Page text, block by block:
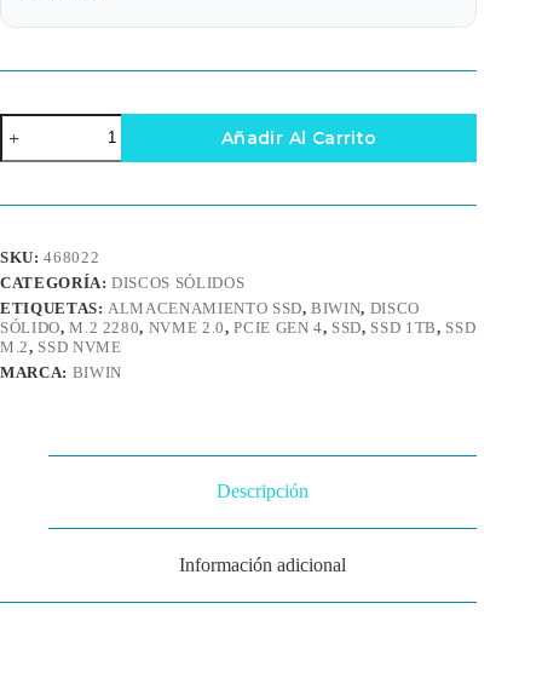
Unidad
de
Estado
BIWIN
M.2
2280
PCIe
Gen
4
x4
Añadir Al Carrito
SKU:468022
CATEGORÍA:DISCOS SÓLIDOS
ETIQUETAS: ALMACENAMIENTO SSD,BIWIN, DISCO
SÓLIDO,M.2 2280, NVME 2.0,PCIE GEN 4, SSD, SSD 1TB, SSD
M.2, SSD NVME
MARCA: BIWIN
Descripción
Información adicional